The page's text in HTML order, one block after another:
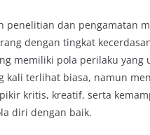
penelitian dan pengamatan
dengan tingkat
memiliki pola perilaku yang
kali terlihat biasa, namun
kritis, kreatif, serta
diri dengan baik.